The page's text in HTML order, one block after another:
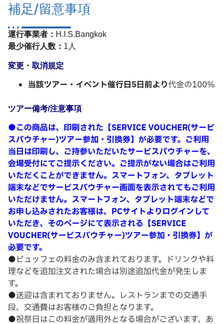
補足/留意事項
運行事業者： H.I.S.Bangkok
最少催行人数： 1人
変更・取消規定
当該ツアー・イベント催行日5日前より代金の100%
ツアー備考/注意事項
●この商品は、印刷された【SERVICE VOUCHER(サービ
スバウチャー)ツアー参加・引換券】が必要です。ご利用
当日は印刷し、ご持参いただいたサービスバウチャーを、
会場受付にてご提示ください。ご提示がない場合はご利用
いただくことができません。スマートフォン、タブレット
端末などでサービスバウチャー画面を表示されてもご利用
いただけません。スマートフォン、タブレット端末などで
お申し込みされたお客様は、​PCサイトよりログインして
いただき、そのページにて表示される【SERVICE
VOUCHER(サービスバウチャー)ツアー参加・引換券】が
必要です。
●ビュッフェの料金のみ含まれております。ドリンクや料
理などを追加注文された場合は別途追加代金が発生しま
す。
●送迎は含まれておりません。レストランまでの交通手
段、交通費はお客様のご負担となります。
●祝祭日はこの料金が適用外となる場合がございます、あ